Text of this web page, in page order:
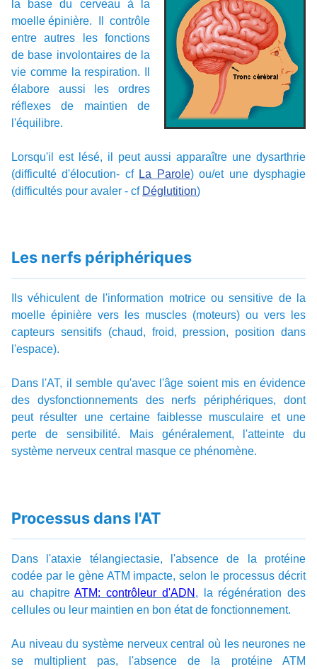
la base du cerveau à la
moelle épinière. Il contrôle
entre autres les fonctions
de base involontaires de la
vie comme la respiration. Il
élabore aussi les ordres
réflexes de maintien de
l'équilibre.
Lorsqu'il est lésé, il peut aussi apparaître une dysarthrie
(difficulté d'élocution- cf La Parole) ou/et une dysphagie
(difficultés pour avaler - cf Déglutition)
Les nerfs périphériques
Ils véhiculent de l'information motrice ou sensitive de la
moelle épinière vers les muscles (moteurs) ou vers les
capteurs sensitifs (chaud, froid, pression, position dans
l'espace).
Dans l'AT, il semble qu'avec l'âge soient mis en évidence
des dysfonctionnements des nerfs périphériques, dont
peut résulter une certaine faiblesse musculaire et une
perte de sensibilité. Mais généralement, l'atteinte du
système nerveux central masque ce phénomène.
Processus dans l'AT
Dans l'ataxie télangiectasie, l'absence de la protéine
codée par le gène ATM impacte, selon le processus décrit
au chapitreATM: contrôleur d'ADN , la régénération des
cellules ou leur maintien en bon état de fonctionnement.
Au niveau du système nerveux central où les neurones ne
se multiplient pas, l'absence de la protéine ATM